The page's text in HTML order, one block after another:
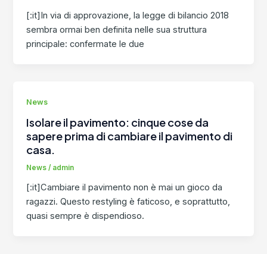
[:it]In via di approvazione, la legge di bilancio 2018
sembra ormai ben definita nelle sua struttura
principale: confermate le due
News
Isolare il pavimento: cinque cose da
sapere prima di cambiare il pavimento di
casa.
News / admin
[:it]Cambiare il pavimento non è mai un gioco da
ragazzi. Questo restyling è faticoso, e soprattutto,
quasi sempre è dispendioso.